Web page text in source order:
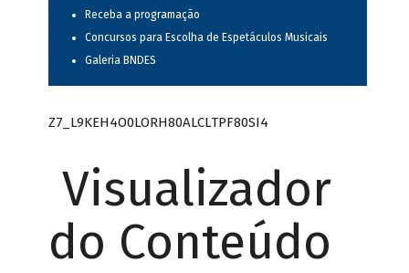
Receba a programação
Concursos para Escolha de Espetáculos Musicais
Galeria BNDES
Z7_L9KEH4O0LORH80ALCLTPF80SI4
Visualizador
do Conteúdo